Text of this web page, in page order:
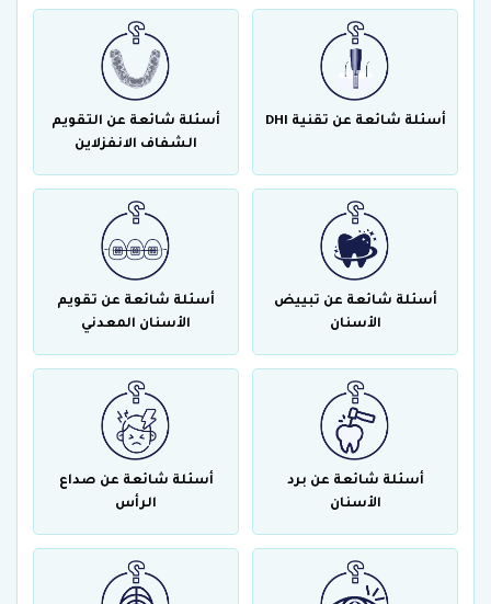
أسئلة شائعة عن تقنية DHI
أسئلة شائعة عن التقويم
الشفاف الانفزلاين
أسئلة شائعة عن تبييض
الأسنان
أسئلة شائعة عن تقويم
الأسنان المعدني
أسئلة شائعة عن برد
الأسنان
أسئلة شائعة عن صداع
الرأس